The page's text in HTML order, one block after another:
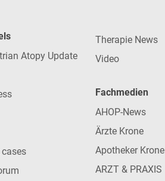
Atopy Update
Therapie News
Video
Fachmedien
AHOP-News
Ärzte Krone
Apotheker Krone
ARZT & PRAXIS